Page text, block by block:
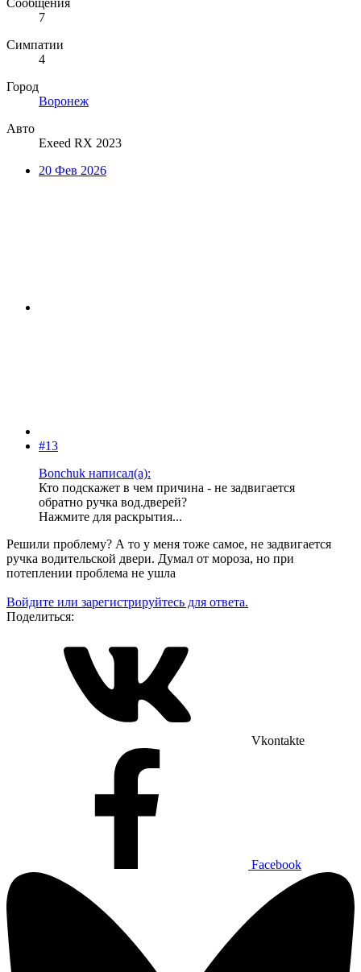
Сообщения
7
Симпатии
4
Город
Воронеж
Авто
Exeed RX 2023
20 Фев 2026
#13
Bonchuk написал(а):
Кто подскажет в чем причина - не задвигается
обратно ручка вод.дверей?
Нажмите для раскрытия...
Решили проблему? А то у меня тоже самое, не задвигается
ручка водительской двери. Думал от мороза, но при
потеплении проблема не ушла
Войдите или зарегистрируйтесь для ответа.
Поделиться:
Vkontakte
Facebook